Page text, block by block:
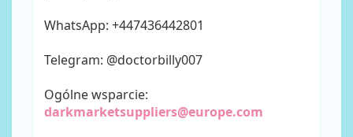
WhatsApp: +447436442801
Telegram: @doctorbilly007
Ogólne wsparcie:
darkmarketsuppliers@europe.com